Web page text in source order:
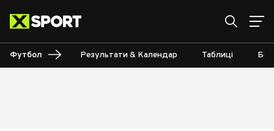
Футбол Результати & Календар Таблиці